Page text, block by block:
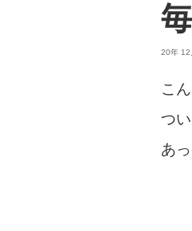
20年
こ
つ
あ